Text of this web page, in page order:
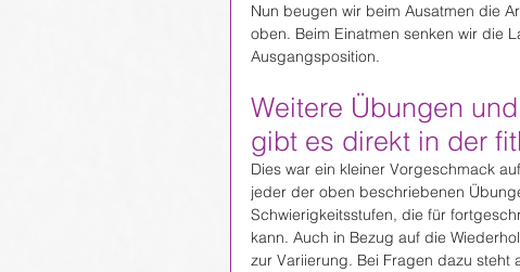
Nun beugen wir beim Ausatmen die
oben. Beim Einatmen senken wir die
Ausgangsposition.
Weitere Übungen
gibt es direkt in der
Dies war ein kleiner Vorgeschmack
jeder der oben beschriebenen
Schwierigkeitsstufen, die für
kann. Auch in Bezug auf die
zur Variierung. Bei Fragen dazu steht